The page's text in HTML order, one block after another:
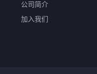
公司简介
加入我们